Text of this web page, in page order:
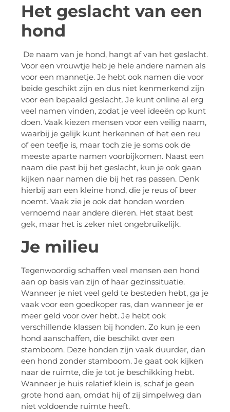
Het geslacht van een
hond
De naam van je hond, hangt af van het geslacht.
Voor een vrouwtje heb je hele andere namen als
voor een mannetje. Je hebt ook namen die voor
beide geschikt zijn en dus niet kenmerkend zijn
voor een bepaald geslacht. Je kunt online al erg
veel namen vinden, zodat je veel ideeën op kunt
doen. Vaak kiezen mensen voor een veilig naam,
waarbij je gelijk kunt herkennen of het een reu
of een teefje is, maar toch zie je soms ook de
meeste aparte namen voorbijkomen. Naast een
naam die past bij het geslacht, kun je ook gaan
kijken naar namen die bij het ras passen. Denk
hierbij aan een kleine hond, die je reus of beer
noemt. Vaak zie je ook dat honden worden
vernoemd naar andere dieren. Het staat best
gek, maar het is zeker niet ongebruikelijk.
Je milieu
Tegenwoordig schaffen veel mensen een hond
aan op basis van zijn of haar gezinssituatie.
Wanneer je niet veel geld te besteden hebt, ga je
vaak voor een goedkoper ras, dan wanneer je er
meer geld voor over hebt. Je hebt ook
verschillende klassen bij honden. Zo kun je een
hond aanschaffen, die beschikt over een
stamboom. Deze honden zijn vaak duurder, dan
een hond zonder stamboom. Je gaat ook kijken
naar de ruimte, die je tot je beschikking hebt.
Wanneer je huis relatief klein is, schaf je geen
grote hond aan, omdat hij of zij simpelweg dan
niet voldoende ruimte heeft.